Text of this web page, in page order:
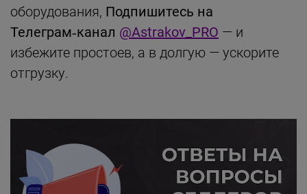
оборудования, Подпишитесь на
Телеграм‑канал @Astrakov_PRO — и
избежите простоев, а в долгую — ускорите
отгрузку.